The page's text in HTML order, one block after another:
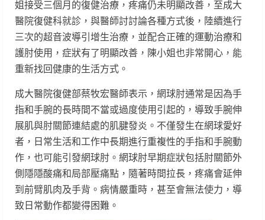
姐接受三個月的復健治療，疼痛仍未明顯改善，至成大
醫院復健科就診，與醫師討討論各種方式後，陸續進行
三次的超音波導引增生治療，並配合正確的運動治療和
護肘使用，症狀有了明顯改善，陳小姐也非常開心，能
重新找回健康的生活方式。
成大醫院復健部蔡牧宏醫師表示，網球肘通常是因為手
指和手腕的長時間不當或過度使用引起的，導致手腕伸
展肌與肘關節連結處的肌腱發炎。不僅發生在網球愛好
者，日常生活和工作中長期進行重複性的手指和手腕動
作，也可能引發網球肘。網球肘早期症狀包括肘關節外
側隱隱酸痛和局部壓痛點，隨著時間拉長，疼痛會延伸
到前臂肌肉及手背。病情嚴重時，甚至會無法使力，導
致日常動作都變得困難。